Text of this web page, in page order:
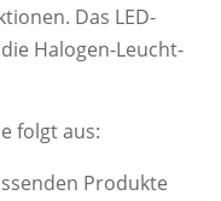
Das LED-
Ha­lo­gen-Leucht­
folgt aus:
Produkte